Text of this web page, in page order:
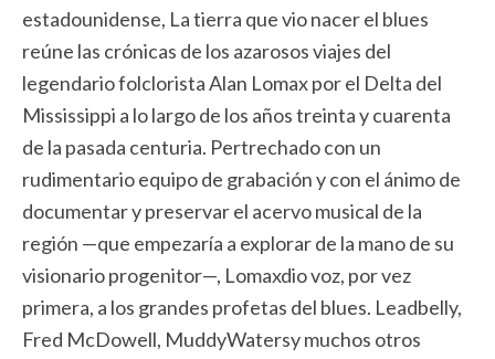
estadounidense, La tierra que vio nacer el blues
reúne las crónicas de los azarosos viajes del
legendario folclorista Alan Lomax por el Delta del
Mississippi a lo largo de los años treinta y cuarenta
de la pasada centuria. Pertrechado con un
rudimentario equipo de grabación y con el ánimo de
documentar y preservar el acervo musical de la
región —que empezaría a explorar de la mano de su
visionario progenitor—, Lomaxdio voz, por vez
primera, a los grandes profetas del blues. Leadbelly,
Fred McDowell, MuddyWatersy muchos otros